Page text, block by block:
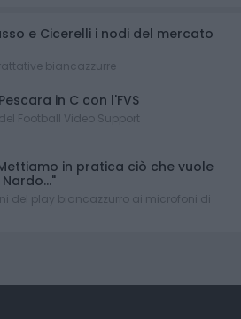
e Cicerelli i nodi del mercato
biancazzurre
in C con l'FVS
Football Video Support
in pratica ciò che vuole
Nardo..."
del play biancazzurro ai microfoni di